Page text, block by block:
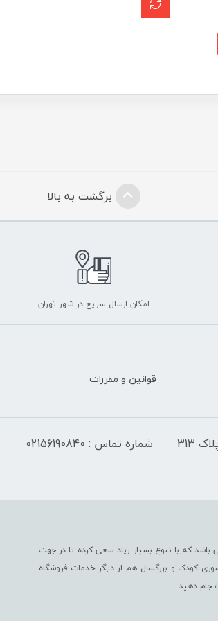
برگشت به بالا
امکان ارسال سریع در شهر تهران
قوانین و مقررات
شماره تماس : 02156190840
که با تنوع بسیار زیاد سعی کرده تا در جهت
کودک و بزرگسال هم از دیگر خدمات فروشگاه
دهید.